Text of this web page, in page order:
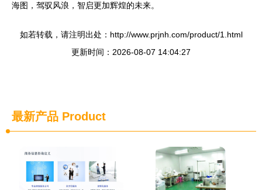
海图，驾驭风浪，智启更加辉煌的未来。
如若转载，请注明出处：http://www.prjnh.com/product/1.html
更新时间：2026-08-07 14:04:27
最新产品 Product